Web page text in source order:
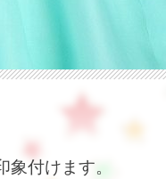
付けます。